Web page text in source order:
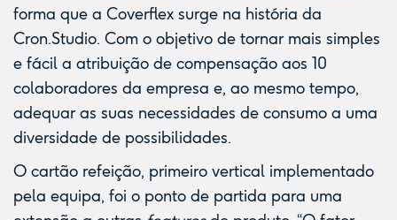
forma que a Coverflex surge na história da
Cron.Studio. Com o objetivo de tornar mais simples
e fácil a atribuição de compensação aos 10
colaboradores da empresa e, ao mesmo tempo,
adequar as suas necessidades de consumo a uma
diversidade de possibilidades.
O cartão refeição, primeiro vertical implementado
pela equipa, foi o ponto de partida para uma